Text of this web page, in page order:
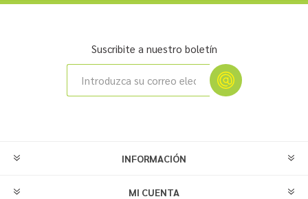
Suscribite a nuestro boletín
INFORMACIÓN
MI CUENTA